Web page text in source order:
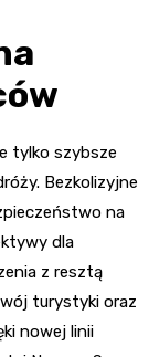
tylko szybsze
Bezkolizyjne
na
dla
z resztą
turystyki oraz
nowej linii